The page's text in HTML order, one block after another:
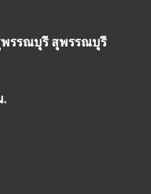
พรรณบุรี สุพรรณบุรี
.